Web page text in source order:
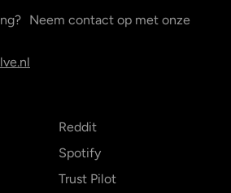
Neem contact op met onze
Reddit
Spotify
Trust Pilot